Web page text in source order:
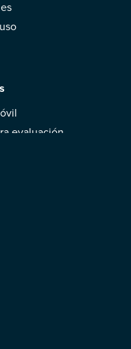
evaluación